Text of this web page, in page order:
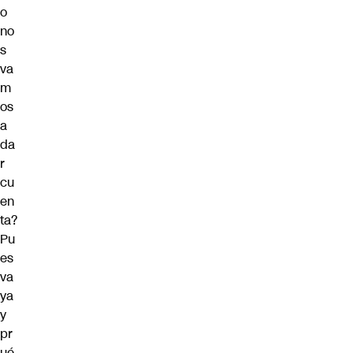
o
no
s
va
m
os
a
da
r
cu
en
ta?
Pu
es
va
ya
y
pr